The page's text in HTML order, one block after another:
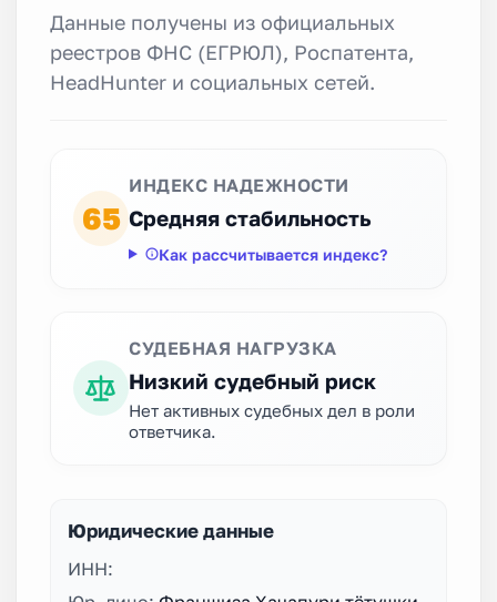
Данные получены из официальных
реестров ФНС (ЕГРЮЛ), Роспатента,
HeadHunter и социальных сетей.
65
ИНДЕКС НАДЕЖНОСТИ
Средняя стабильность
Как рассчитывается индекс?
СУДЕБНАЯ НАГРУЗКА
Низкий судебный риск
Нет активных судебных дел в роли
ответчика.
Юридические данные
ИНН: